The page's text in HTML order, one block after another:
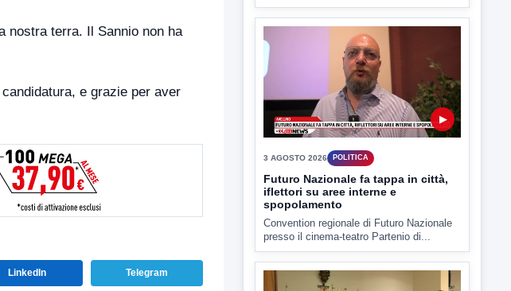
nostra terra. Il Sannio non ha
e grazie per aver
LinkedIn Telegram
▶
3 AGOSTO 2026 POLITICA
Futuro Nazionale fa tappa in città,
iflettori su aree interne e
spopolamento
Convention regionale di Futuro Nazionale
presso il cinema-teatro Partenio di...